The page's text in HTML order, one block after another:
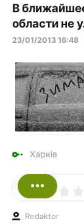
В
области не
23/01/2013 16:48
Харків
Redaktor